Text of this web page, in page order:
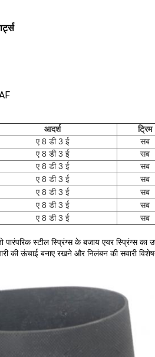
आदर्श ट्रिम
ए 8 डी 3 ई सब
ए 8 डी 3 ई सब
ए 8 डी 3 ई सब
ए 8 डी 3 ई सब
ए 8 डी 3 ई सब
ए 8 डी 3 ई सब
ए 8 डी 3 ई सब
स्टील स्प्रिंग्स के बजाय एयर स्प्रिंग्स का
की ऊंचाई बनाए रखने और निलंबन की सवारी